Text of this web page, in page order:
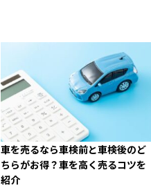
車を売るなら車検前と車検後のど
ちらがお得？車を高く売るコツを
紹介